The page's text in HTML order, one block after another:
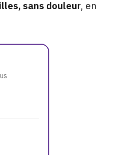
sans douleur, en